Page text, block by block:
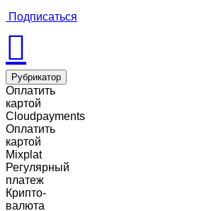
Подписаться
Рубрикатор
Оплатить
картой
Cloudpayments
Оплатить
картой
Mixplat
Регулярный
платеж
Крипто-
валюта